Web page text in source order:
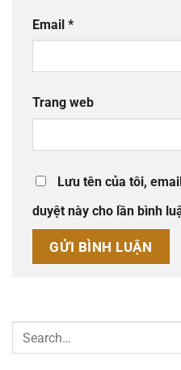
Email *
Trang web
Lưu tên của tôi,
duyệt này cho lần bình